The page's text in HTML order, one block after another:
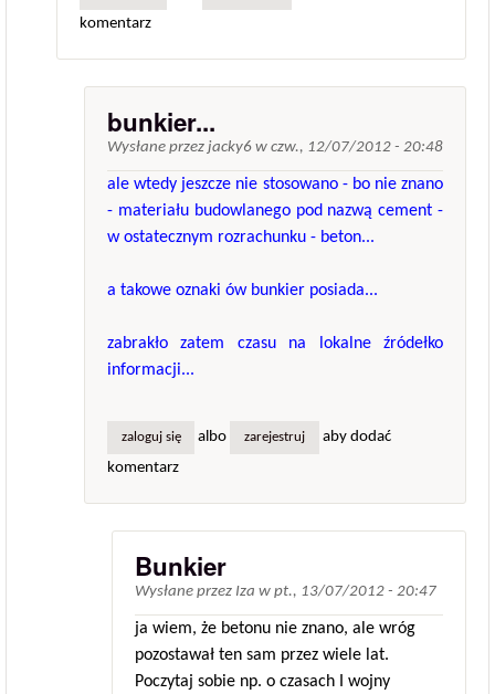
komentarz
bunkier...
Wysłane przez jacky6 w czw., 12/07/2012 - 20:48
ale wtedy jeszcze nie stosowano - bo nie znano
- materiału budowlanego pod nazwą cement -
w ostatecznym rozrachunku - beton...
a takowe oznaki ów bunkier posiada...
zabrakło zatem czasu na lokalne źródełko
informacji...
zaloguj się albo zarejestruj
aby dodać
komentarz
Bunkier
Wysłane przez Iza w pt., 13/07/2012 - 20:47
ja wiem, że betonu nie znano, ale wróg
pozostawał ten sam przez wiele lat.
Poczytaj sobie np. o czasach I wojny